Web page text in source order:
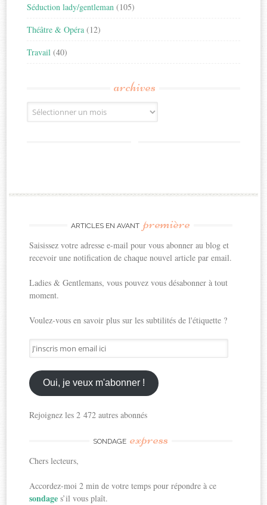
Séduction lady/gentleman (105)
Théâtre & Opéra (12)
Travail (40)
archives
Archives
ARTICLES EN AVANT première
Saisissez votre adresse e-mail pour vous abonner au blog et
recevoir une notification de chaque nouvel article par email.
Ladies & Gentlemans, vous pouvez vous désabonner à tout
moment.
Voulez-vous en savoir plus sur les subtilités de l'étiquette ?
J'inscris
mon
email
ici
Oui, je veux m'abonner !
Rejoignez les 2 472 autres abonnés
SONDAGE express
Chers lecteurs,
Accordez-moi 2 min de votre temps pour répondre à ce
sondages’il vous plaît.